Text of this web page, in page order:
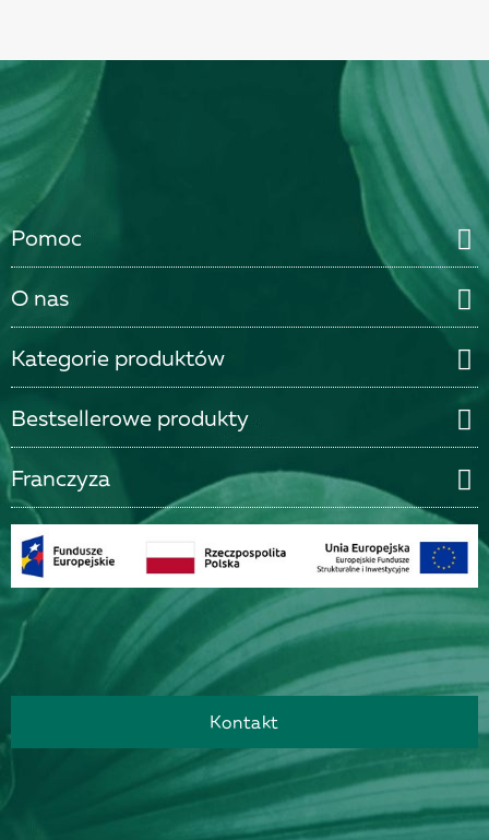
Pomoc
O nas
Kategorie produktów
Bestsellerowe produkty
Franczyza
Kontakt